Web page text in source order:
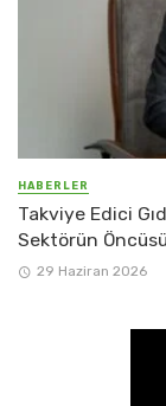
HABERLER
Takviye Edici
Sektörün
29 Haziran 2026